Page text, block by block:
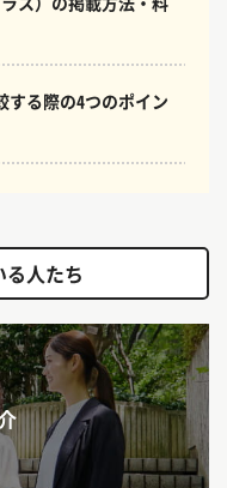
する際の4つのポイン
る人たち